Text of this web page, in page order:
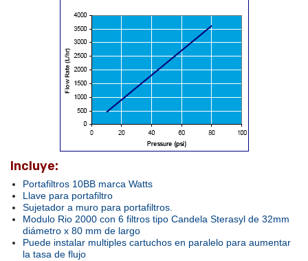
Incluye:
Portafiltros 10BB marca Watts
Llave para portafiltro
Sujetador a muro para portafiltros.
Modulo Rio 2000 con 6 filtros tipo Candela Sterasyl de 32mm
diámetro x 80 mm de largo
Puede instalar multiples cartuchos en paralelo para aumentar
la tasa de flujo